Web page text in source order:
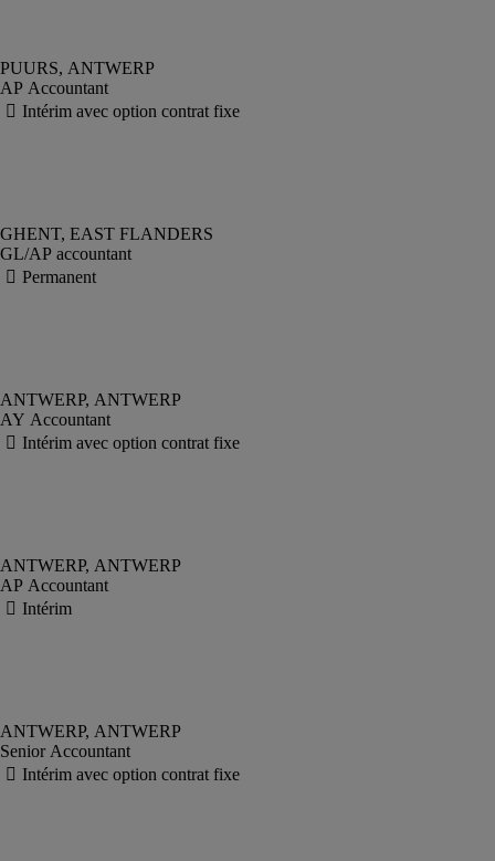
AP Accountant
GL/AP accountant
AY Accountant
AP Accountant
Senior Accountant